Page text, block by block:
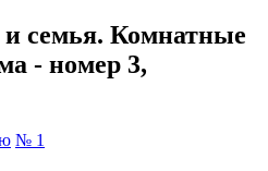
семья. Комнатные
- номер 3,
№ 1